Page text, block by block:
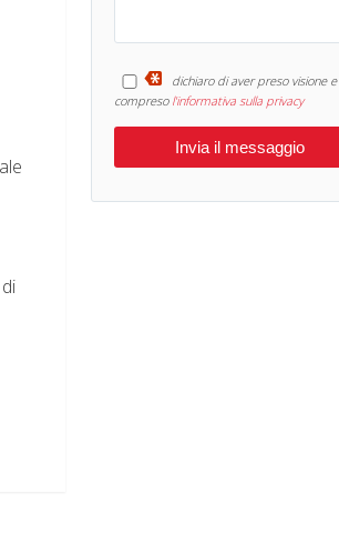
dichiaro di aver preso visione e
compreso l'informativa sulla privacy